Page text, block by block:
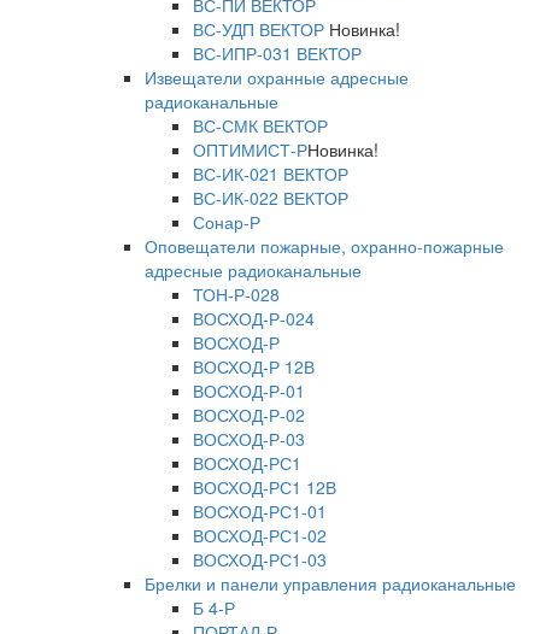
ВС-ПИ ВЕКТОР
ВС-УДП ВЕКТОР Новинка!
ВС-ИПР-031 ВЕКТОР
Извещатели охранные адресные
радиоканальные
ВС-СМК ВЕКТОР
ОПТИМИСТ-РНовинка!
ВС-ИК-021 ВЕКТОР
ВС-ИК-022 ВЕКТОР
Сонар-Р
Оповещатели пожарные, охранно-пожарные
адресные радиоканальные
ТОН-Р-028
ВОСХОД-Р-024
ВОСХОД-Р
ВОСХОД-Р 12В
ВОСХОД-Р-01
ВОСХОД-Р-02
ВОСХОД-Р-03
ВОСХОД-РС1
ВОСХОД-РС1 12В
ВОСХОД-РС1-01
ВОСХОД-РС1-02
ВОСХОД-РС1-03
Брелки и панели управления радиоканальные
Б 4-Р